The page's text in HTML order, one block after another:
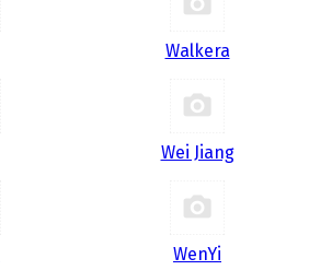
Walkera
Wei Jiang
WenYi